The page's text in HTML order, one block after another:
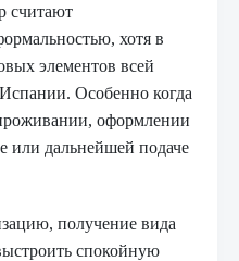
считают
хотя в
элементов всей
Особенно когда
оформлении
или дальнейшей подаче
получение вида
спокойную